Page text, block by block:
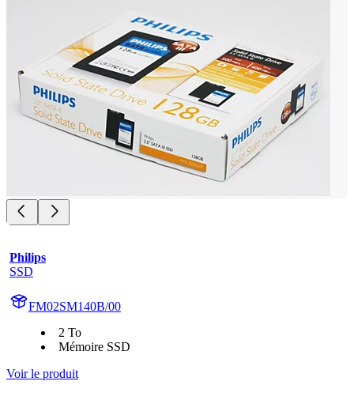
Philips
SSD
FM02SM140B/00
2 To
Mémoire SSD
Voir le produit